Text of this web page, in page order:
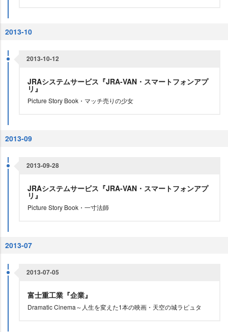
2013-10
2013-10-12
JRAシステムサービス『JRA-VAN・スマートフォンアプ
リ』
Picture Story Book・マッチ売りの少女
2013-09
2013-09-28
JRAシステムサービス『JRA-VAN・スマートフォンアプ
リ』
Picture Story Book・一寸法師
2013-07
2013-07-05
富士重工業『企業』
Dramatic Cinema～人生を変えた1本の映画・天空の城ラピュタ